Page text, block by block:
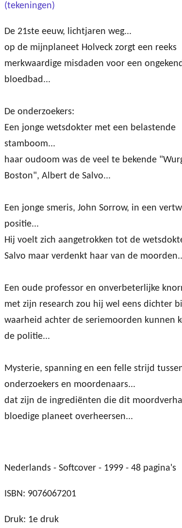
(tekeningen)
De 21ste eeuw, lichtjaren weg...
op de mijnplaneet Holveck zorgt een reeks
merkwaardige misdaden voor een ongekend
bloedbad...
De onderzoekers:
Een jonge wetsdokter met een belastende
stamboom...
haar oudoom was de veel te bekende
Boston", Albert de Salvo...
Een jonge smeris, John Sorrow, in een
positie...
Hij voelt zich aangetrokken tot de
Salvo maar verdenkt haar van de
Een oude professor en onverbeterlijke
met zijn research zou hij wel eens dichter
waarheid achter de seriemoorden kunnen
de politie...
Mysterie, spanning en een felle strijd
onderzoekers en moordenaars...
dat zijn de ingrediënten die dit
bloedige planeet overheersen...
Nederlands - Softcover - 1999 - 48 pagina's
ISBN: 9076067201
Druk: 1e druk